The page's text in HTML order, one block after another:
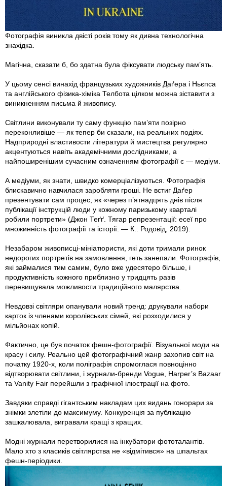
Фотографія виникла двісті років тому як дивна технологічна
знахідка.
Магічна, сказати б, бо здатна була фіксувати людську пам’ять.
У цьому сенсі винахід французьких художників Даґера і Ньєпса
та англійського фізика-хіміка Телбота цілком можна зіставити з
виникненням письма й живопису.
Світлини виконували ту саму функцію пам’яти позірно
переконливіше — як тепер би сказали, на реальних подіях.
Надприродні властивости літератури й мистецтва регулярно
акцентуються навіть академічними дослідниками, а
найпоширенішим сучасним означенням фотографії є — медіум.
А медіуми, як знати, швидко комерціалізуються. Фотографія
блискавично навчилася заробляти гроші. Не встиг Даґер
презентувати сам процес, як «через п’ятнадцять днів після
публікації інструкцій люди у кожному паризькому кварталі
робили портрети» (Джон Теґґ. Тягар репрезентації: есеї про
множинність фотографії та історії. — К.: Родовід, 2019).
Незабаром живописці-мініатюристи, які доти тримали ринок
недорогих портретів на замовлення, геть занепали. Фотографів,
які займалися тим самим, було вже удесятеро більше, і
продуктивність кожного приблизно у тридцять разів
перевищувала можливости традиційного малярства.
Невдовзі світляри опанували новий тренд: друкували набори
карток із членами королівських сімей, які розходилися у
мільйонах копій.
Фактично, це був початок фешн-фотографії. Візуальної моди на
красу і силу. Реально цей фотографічний жанр захопив світ на
початку 1920-х, коли поліграфія спромоглася повноцінно
відтворювати світлини, і журнали-бренди Vogue, Harper’s Bazaar
та Vanity Fair перейшли з графічної ілюстрації на фото.
Завдяки справді гігантським накладам цих видань гонорари за
знімки злетіли до максимуму. Конкуренція за публікацію
зашкалювала, вигравали кращі з кращих.
Модні журнали перетворилися на інкубатори фототалантів.
Мало хто з класиків світлярства не «відмітився» на шпальтах
фешн-періодики.